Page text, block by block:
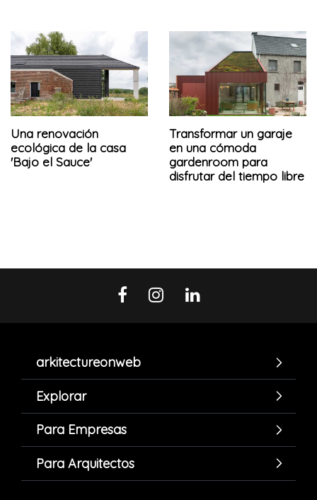
Una renovación
ecológica de la casa
'Bajo el Sauce'
Transformar un garaje
en una cómoda
gardenroom para
disfrutar del tiempo libre
arkitectureonweb
Explorar
Para Empresas
Para Arquitectos